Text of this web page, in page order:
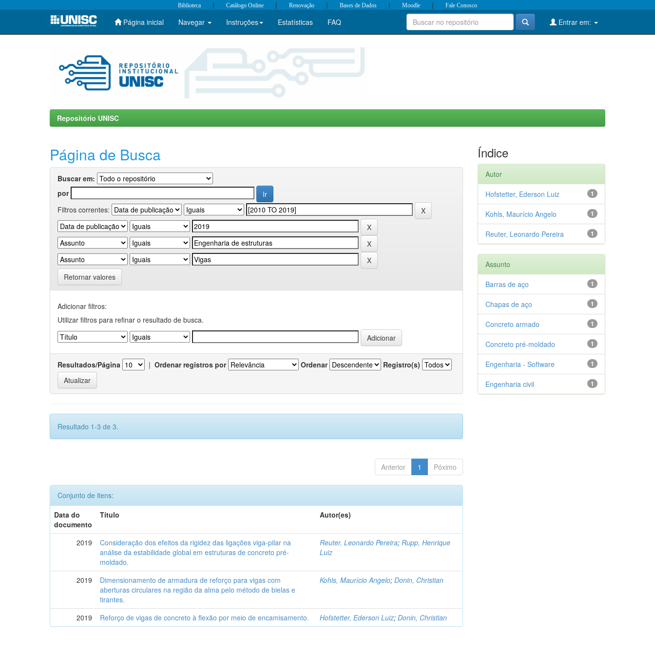
Skip
Biblioteca | Catálogo Online | Renovação | Bases de Dados | Moodle | Fale Conosco
Página inicial Navegar Instruções Estatísticas FAQ Entrar em:
Repositório UNISC
Página de Busca
Buscar em:
por
Filtros correntes:
Retornar valores
Adicionar filtros:
Utilizar filtros para refinar o resultado de busca.
Resultados/Página | Ordenar registros por Ordenar Registro(s)
Resultado 1-3 de 3.
Anterior 1 Póximo
Conjunto de itens:
Data do
documento
Título Autor(es)
2019
Consideração dos efeitos da rigidez das ligações viga-pilar na
análise da estabilidade global em estruturas de concreto pré-
moldado.
Reuter, Leonardo Pereira;Rupp, Henrique
Luiz
2019
Dimensionamento de armadura de reforço para vigas com
aberturas circulares na região da alma pelo método de bielas e
tirantes.
Kohls, Maurício Angelo;Donin, Christian
2019 Reforço de vigas de concreto à flexão por meio de encamisamento. Hofstetter, Ederson Luiz;Donin, Christian
Índice
Autor
1
Hofstetter, Ederson Luiz
1
Kohls, Maurício Angelo
1
Reuter, Leonardo Pereira
Assunto
1
Barras de aço
1
Chapas de aço
1
Concreto armado
1
Concreto pré-moldado
1
Engenharia - Software
1
Engenharia civil